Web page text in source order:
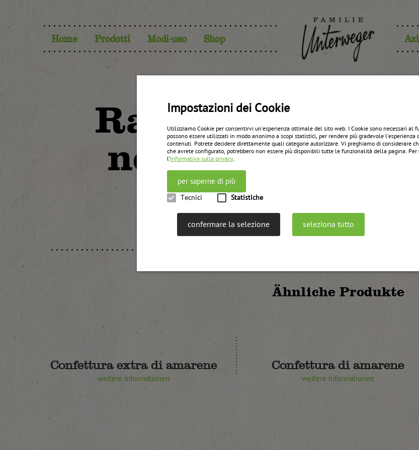
Impostazioni dei Cookie
Utilizziamo Cookie per consentirvi un’esperienza ottimale del sito web. I Cookie sono necessari al
possono essere utilizzati in modo anonimo a scopi statistici, per rendere più gradevole
contenuti. Potrete decidere direttamente quali categorie autorizzare. Vi preghiamo di considerare
che avrete configurato, potrebbero non essere più disponibili tutte le funzionalità della pagina.
l’Informativa sulla privacy.
per saperne di più
Tecnici Statistiche
confermare la selezione seleziona tutto
Home Prodotti Modi-uso Shop
Raccolta delle
nella regione
Anche quest’anno il raccolto di
Ähnliche Produkte
Confettura extra di amarene
weitere Informationen
Confettura di amarene
weitere Informationen